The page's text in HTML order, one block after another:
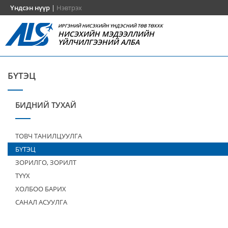
Үндсэн нүүр | Нэвтрэх
ИРГЭНИЙ НИСЭХИЙН ҮНДЭСНИЙ ТӨВ ТӨХХК
НИСЭХИЙН МЭДЭЭЛЛИЙН
ҮЙЛЧИЛГЭЭНИЙ АЛБА
БҮТЭЦ
БИДНИЙ ТУХАЙ
ТОВЧ ТАНИЛЦУУЛГА
БҮТЭЦ
ЗОРИЛГО, ЗОРИЛТ
ТҮҮХ
ХОЛБОО БАРИХ
САНАЛ АСУУЛГА